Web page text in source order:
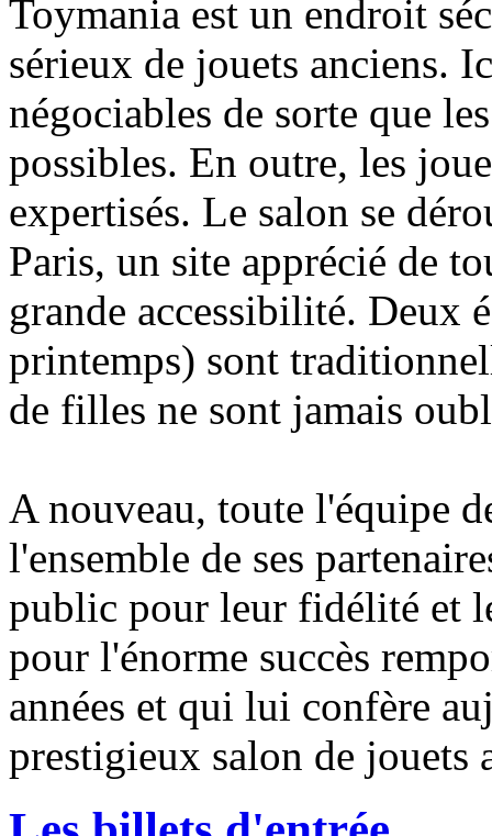
Toymania est un endroit
sérieux de jouets anciens.
négociables de sorte que
possibles. En outre, les
expertisés. Le salon se
Paris, un site apprécié de
grande accessibilité. Deux
printemps) sont
de filles ne sont jamais
A nouveau, toute l'équipe
l'ensemble de ses
public pour leur fidélité et
pour l'énorme succès
années et qui lui confère
prestigieux salon de jouets